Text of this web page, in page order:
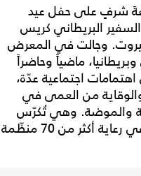
شرفٍ على حفل عيد
السفير البريطاني كريس
بيروت. وجالت في المعرض
ماضياً وحاضراً
اجتماعية عدّة،
من العمى في
والموضة. وهي تُكرّس
القسم الأكبر من نشاطها اليومي في رعاية أكثر من 70 منظّمة